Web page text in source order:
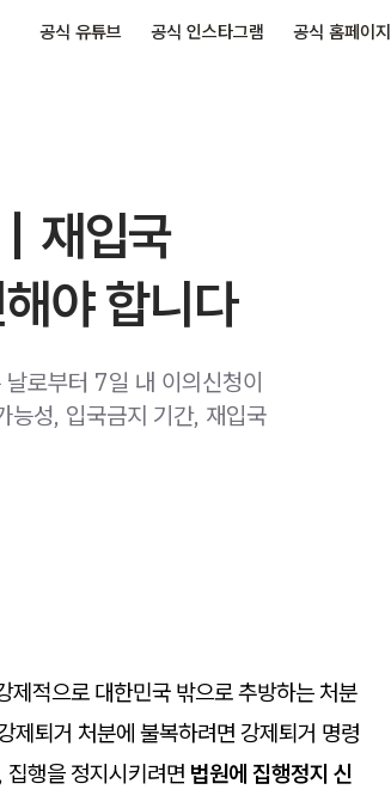
공식 유튜브 공식 인스타그램 공식 홈페이지
재입국
야 합니다
로부터 7일 내 이의신청이
능성, 입국금지 기간, 재입국
적으로 대한민국 밖으로 추방하는 처분
제퇴거 처분에 불복하려면 강제퇴거 명령
, 집행을 정지시키려면 법원에 집행정지 신